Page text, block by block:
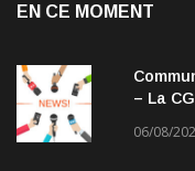
EN CE MOMENT
– La
06/08/